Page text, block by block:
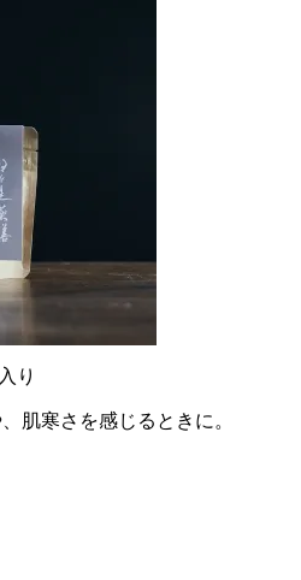
り
肌寒さを感じるときに。